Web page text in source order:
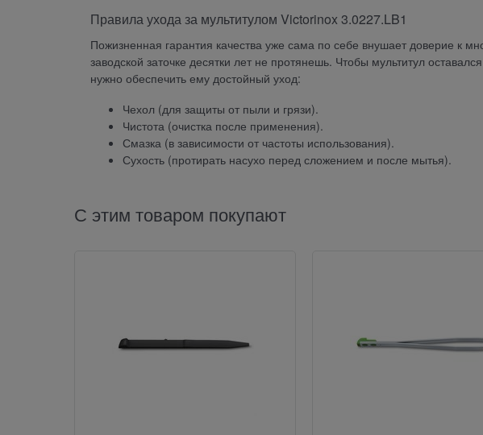
Правила ухода за мультитулом Victorinox 3.0227.LB1
Пожизненная гарантия качества уже сама по себе внушает доверие к
заводской заточке десятки лет не протянешь. Чтобы мультитул
нужно обеспечить ему достойный уход:
Чехол (для защиты от пыли и грязи).
Чистота (очистка после применения).
Смазка (в зависимости от частоты использования).
Сухость (протирать насухо перед сложением и после мытья).
С этим товаром покупают